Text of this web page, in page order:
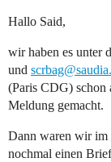
Hallo Said,
wir haben es unter
und
(Paris CDG) schon
Meldung gemacht.
Dann waren wir im
nochmal einen